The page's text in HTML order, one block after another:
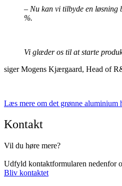
– Nu kan vi tilbyde en løsning
%.
Vi glæder os til at starte
siger Mogens Kjærgaard, Head of
Læs mere om det grønne aluminium
Kontakt
Vil du høre mere?
Udfyld kontaktformularen nedenfor
Bliv kontaktet